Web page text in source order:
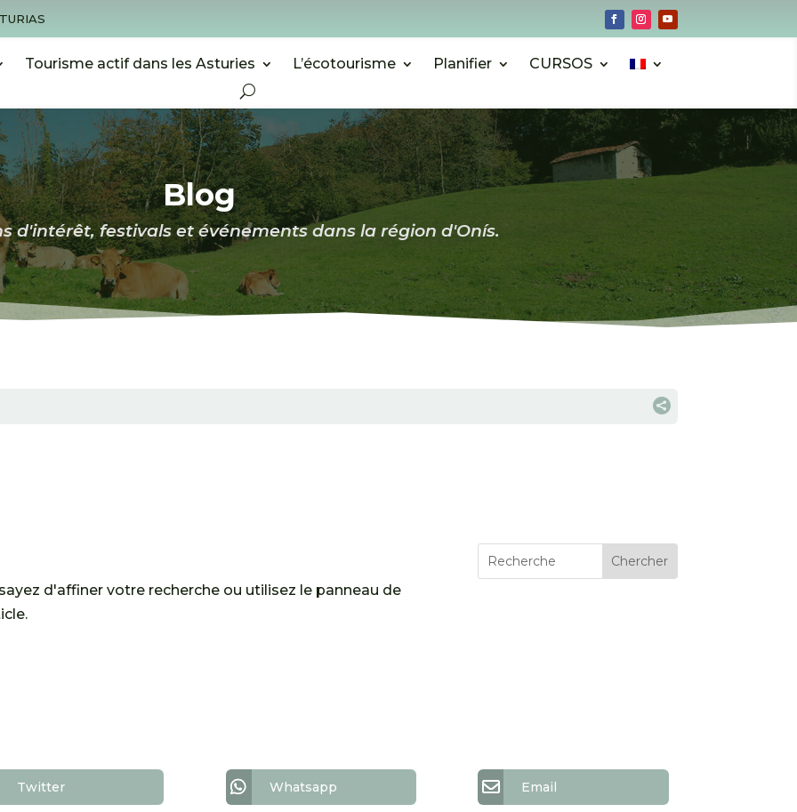
Tourisme actif dans les Asturies L’écotourisme Planifier CURSOS
Blog
d'intérêt, festivals et événements dans la région d'Onís.

d'affiner votre recherche ou utilisez le panneau de
Twitter Whatsapp Email